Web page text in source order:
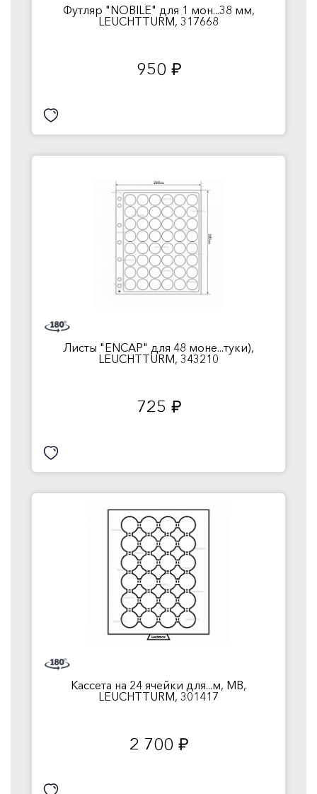
Футляр "NOBILE" для 1 мон...38 мм,
LEUCHTTURM, 317668
950 руб.
Листы "ENCAP" для 48 моне...туки),
LEUCHTTURM, 343210
725 руб.
Кассета на 24 ячейки для...м, MB,
LEUCHTTURM, 301417
2 700 руб.